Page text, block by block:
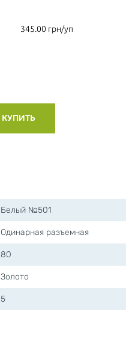
345.00 грн/уп
КУПИТЬ
Белый №501
Одинарная разъемная
80
Золото
5